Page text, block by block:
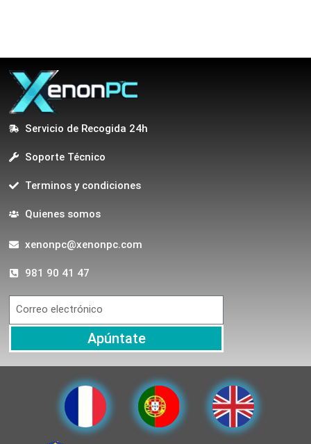
Servicio de Recogida 24h
Soporte Técnico
Terminos y condiciones
Quienes somos
xenonpc@xenonpc.com
981 90 41 47
Apúntate